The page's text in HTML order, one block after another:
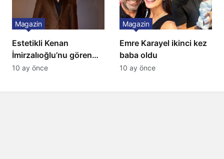
Estetikli Kenan
İmirzalıoğlu’nu gören
tanıyamıyor: Son hali
Magazin
10 ay önce
Emre Karayel ikinci kez
baba oldu
Magazin
10 ay önce